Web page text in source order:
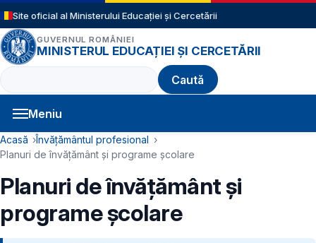
Sari la conținutul principal
Site oficial al Ministerului Educației și Cercetării
GUVERNUL ROMÂNIEI
MINISTERUL EDUCAȚIEI ȘI CERCETĂRII
Caută
Meniu
Navigație principală
Cale de navigare
Acasă
Învățământul profesional
Planuri de învățământ și programe școlare
Planuri de învățământ și
programe școlare